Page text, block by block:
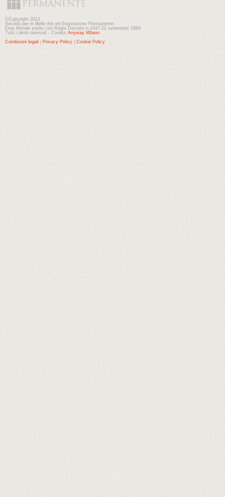
©Copyright 2012
Società per le Belle Arti ed Esposizione Permanente
Ente Morale eretto con Regio Decreto n.1447-22 settembre 1884
Tutti i diritti riservati - Credits Anyway Milano
Condizioni legali
Privacy Policy Cookie Policy